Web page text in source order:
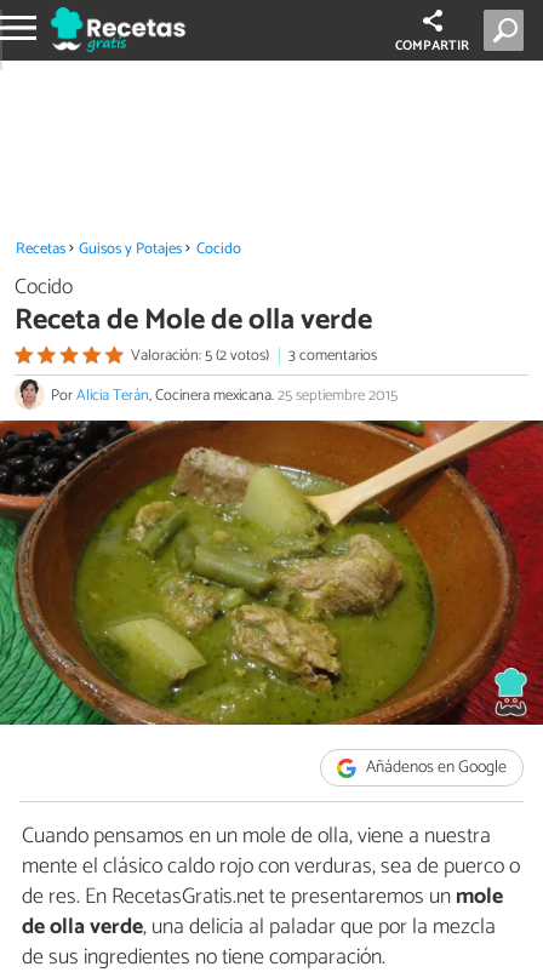
COMPARTIR
Recetas Guisos y Potajes Cocido
Cocido
Receta de Mole de olla verde
Valoración: 5 (2 votos)
3 comentarios
PorAlicia Terán, Cocinera mexicana.25 septiembre 2015
Añádenos en Google
Cuando pensamos en un mole de olla, viene a nuestra
mente el clásico caldo rojo con verduras, sea de puerco o
de res. En RecetasGratis.net te presentaremos unmole
de olla verde, una delicia al paladar que por la mezcla
de sus ingredientes no tiene comparación.